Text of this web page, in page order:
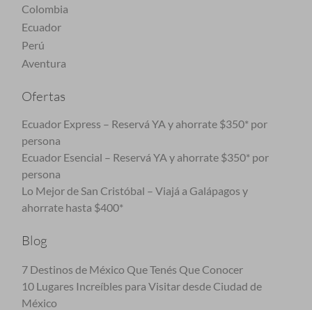
Colombia
Ecuador
Perú
Aventura
Ofertas
Ecuador Express – Reservá YA y ahorrate $350* por
persona
Ecuador Esencial – Reservá YA y ahorrate $350* por
persona
Lo Mejor de San Cristóbal – Viajá a Galápagos y
ahorrate hasta $400*
Blog
7 Destinos de México Que Tenés Que Conocer
10 Lugares Increíbles para Visitar desde Ciudad de
México